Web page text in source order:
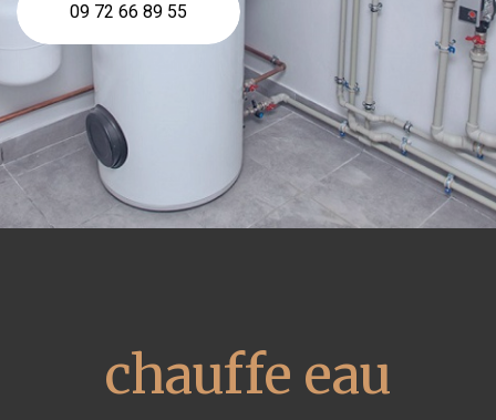
09 72 66 89 55
chauffe eau